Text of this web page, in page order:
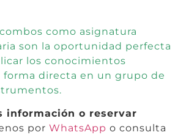
como asignatura
son la oportunidad perfecta
los conocimientos
forma directa en un grupo de
información o reservar
porWhatsApp o consulta